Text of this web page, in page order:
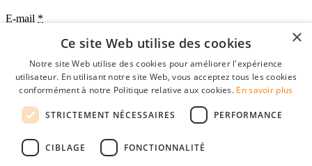
E-mail *
Mot de passe
se souvenir de moi
mot de passe oublié?
Profil Employeur gratuit
Vous pouvez vous connecter sur StudentJob si vous avez créé un
×
Ce site Web utilise des cookies
Notre site Web utilise des cookies pour améliorer l'expérience
utilisateur. En utilisant notre site Web, vous acceptez tous les cookies
conformément à notre Politique relative aux cookies. En savoir plus
STRICTEMENT NÉCESSAIRES PERFORMANCE
CIBLAGE FONCTIONNALITÉ